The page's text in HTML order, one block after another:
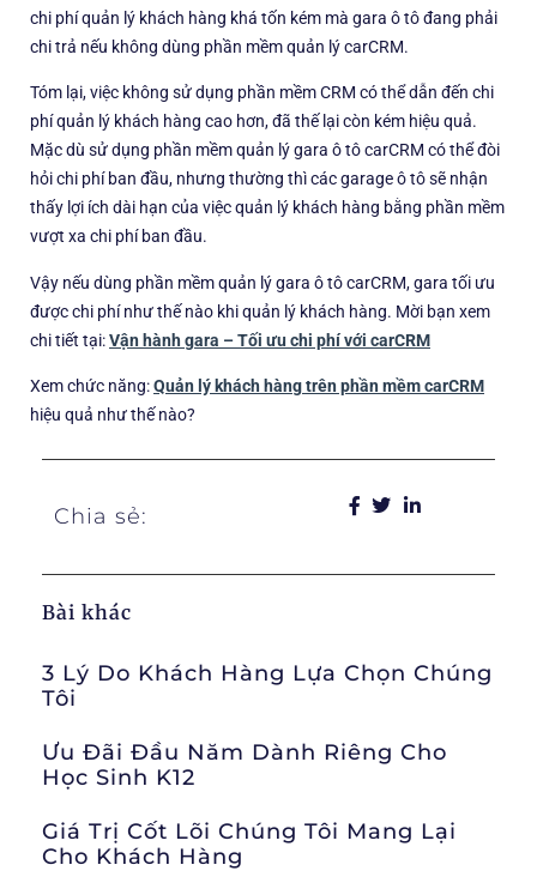
chi phí quản lý khách hàng khá tốn kém mà gara ô tô đang phải
chi trả nếu không dùng phần mềm quản lý carCRM.
Tóm lại, việc không sử dụng phần mềm CRM có thể dẫn đến chi
phí quản lý khách hàng cao hơn, đã thế lại còn kém hiệu quả.
Mặc dù sử dụng phần mềm quản lý gara ô tô carCRM có thể đòi
hỏi chi phí ban đầu, nhưng thường thì các garage ô tô sẽ nhận
thấy lợi ích dài hạn của việc quản lý khách hàng bằng phần mềm
vượt xa chi phí ban đầu.
Vậy nếu dùng phần mềm quản lý gara ô tô carCRM, gara tối ưu
được chi phí như thế nào khi quản lý khách hàng. Mời bạn xem
chi tiết tại:Vận hành gara – Tối ưu chi phí với carCRM
Xem chức năng:Quản lý khách hàng trên phần mềm carCRM
hiệu quả như thế nào?
Chia sẻ:
Bài khác
3 Lý Do Khách Hàng Lựa Chọn Chúng
Tôi
Ưu Đãi Đầu Năm Dành Riêng Cho
Học Sinh K12
Giá Trị Cốt Lõi Chúng Tôi Mang Lại
Cho Khách Hàng